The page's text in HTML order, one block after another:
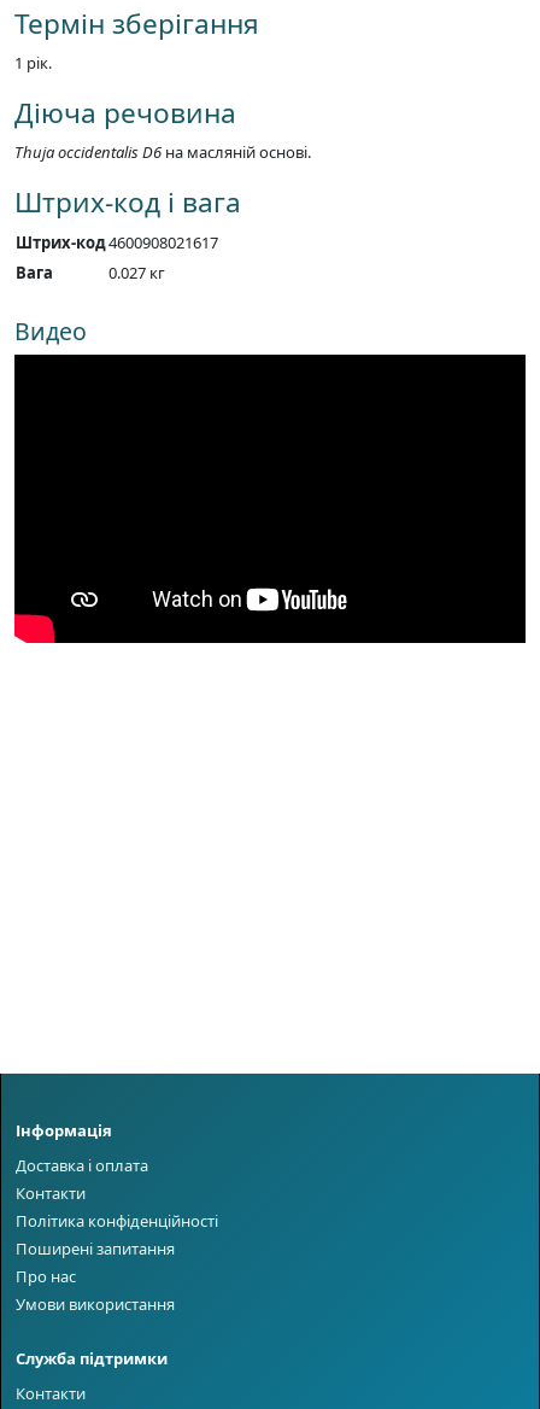
Термін зберігання
1 рік.
Діюча речовина
Thuja occidentalis D6 на масляній основі.
Штрих-код і вага
Штрих-код4600908021617
Вага
0.027 кг
Видео
Інформація
Доставка і оплата
Контакти
Політика конфіденційності
Поширені запитання
Про нас
Умови використання
Служба підтримки
Контакти